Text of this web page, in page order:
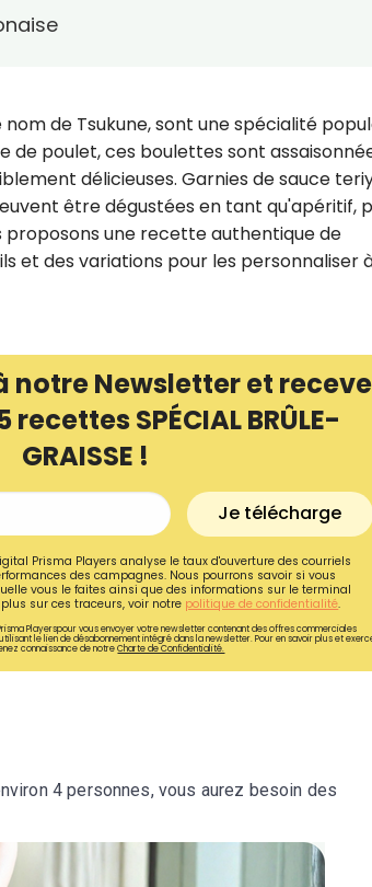
de Tsukune, sont une spécialité
de poulet, ces boulettes sont
délicieuses. Garnies de sauce
être dégustées en tant qu'apéritif,
une recette authentique de
et des variations pour les personnaliser
notre Newsletter et
recettes SPÉCIAL BRÛLE-
GRAISSE !
Je télécharge
Prisma Players analyse le taux d'ouverture des courriels
des campagnes. Nous pourrons savoir si vous
vous le faites ainsi que des informations sur le terminal
sur ces traceurs, voir notre politique de confidentialité.
Playerspour vous envoyer votre newsletter contenant des offres commerciales
le lien de désabonnement intégré dans la newsletter. Pour en savoir plus et
connaissance de notreCharte de Confidentialité.
4 personnes, vous aurez besoin des
recettes inédites de
Ainsi que la newsletter